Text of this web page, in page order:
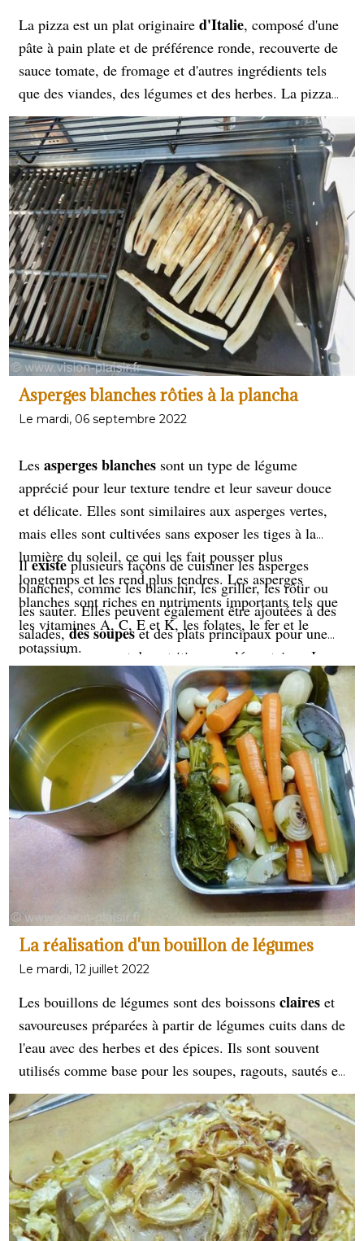
La pizza est un plat originaire d'Italie, composé d'une
pâte à pain plate et de préférence ronde, recouverte de
sauce tomate, de fromage et d'autres ingrédients tels
que des viandes, des légumes et des herbes. La pizza
est devenue l'un des aliments les plus populaires dans
le monde entier, avec des variations régionales et des
styles uniques se développant dans de nombreux pays.
Les garnitures pour lespizzas sont presque illimitées
allant des classiques tels que pepperoni et
champignons, aux ingrédients plus exotiques tels que
les fruits de mer et les légumes. Les pizzas desserts
sont aussi possible. Je vous propose une recette simple
mais en cuisson au barbecue au gaz à cloche.Alors
là ! une folie ou pas ? un commentaire sera un plus
pour mon blog. Merci.
Asperges blanches rôties à la plancha
Le mardi, 06 septembre 2022
Les asperges blanches sont un type de légume
apprécié pour leur texture tendre et leur saveur douce
et délicate. Elles sont similaires aux asperges vertes,
mais elles sont cultivées sans exposer les tiges à la
lumière du soleil, ce qui les fait pousser plus
longtemps et les rend plus tendres. Les asperges
blanches sont riches en nutriments importants tels que
les vitamines A, C, E et K, les folates, le fer et le
potassium.
Ilexisteplusieurs façons de cuisiner les asperges
blanches, comme les blanchir, les griller, les rôtir ou
les sauter. Elles peuvent également être ajoutées à des
salades,des soupeset des plats principaux pour une
touche de saveur et de nutrition supplémentaires. Je
vous propose de les cuire à la plancha.Un résultat
richeen gout et légèrement croquant.
La réalisation d'un bouillon de légumes
Le mardi, 12 juillet 2022
Les bouillons de légumes sont des boissons claires et
savoureuses préparées à partir de légumes cuits dans de
l'eau avec des herbes et des épices. Ils sont souvent
utilisés comme base pour les soupes, ragouts, sautés et
les sauces. Ilspeuvent être consommésseuls comme
boisson rafraîchissante et hydratante. Les bouillons de
légumes sont souvent considérés comme une option
saine pour les repas, car ils sont riches en nutriments
tels que les minéraux, les vitamines et les
antioxydants.Les légumescouramment utilisés pour
préparer les bouillons contiennent les carottes, les